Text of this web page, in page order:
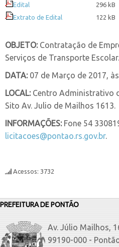
Edital
296 kB
Extrato de Edital
122 kB
OBJETO:Contratação de
Serviços de Transporte Escolar.
DATA:07 de Março de 2017,
LOCAL:Centro Administrativo
Sito Av. Julio de Mailhos 1613.
INFORMAÇÕES:Fone 54
licitacoes@pontao.rs.gov.br.
Acessos: 3732
PREFEITURA DE PONTÃO
Av. Júlio Mailhos,
99190-000 -